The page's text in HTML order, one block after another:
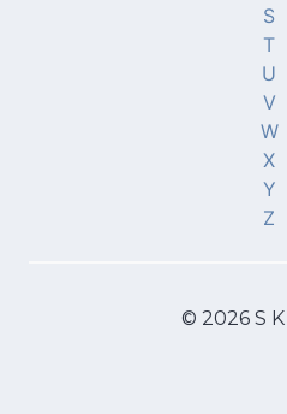
S
T
U
V
W
X
Y
Z
© 2026 S